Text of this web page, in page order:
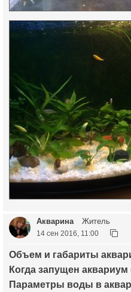
Акварина Житель
14 сен 2016, 11:00
Объем и габариты
Когда запущен аквариум
Параметры воды в